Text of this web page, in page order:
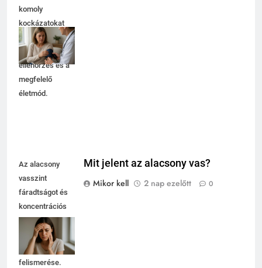
komoly
kockázatokat
rejt. Fontos a
rendszeres
ellenőrzés és a
megfelelő
életmód.
Az alacsony
vasszint
fáradtságot és
koncentrációs
nehézségeket
okozhat, ezért
fontos a tünetek
felismerése.
Mit jelent az alacsony vas?
Mikor kell
2 nap ezelőtt 0